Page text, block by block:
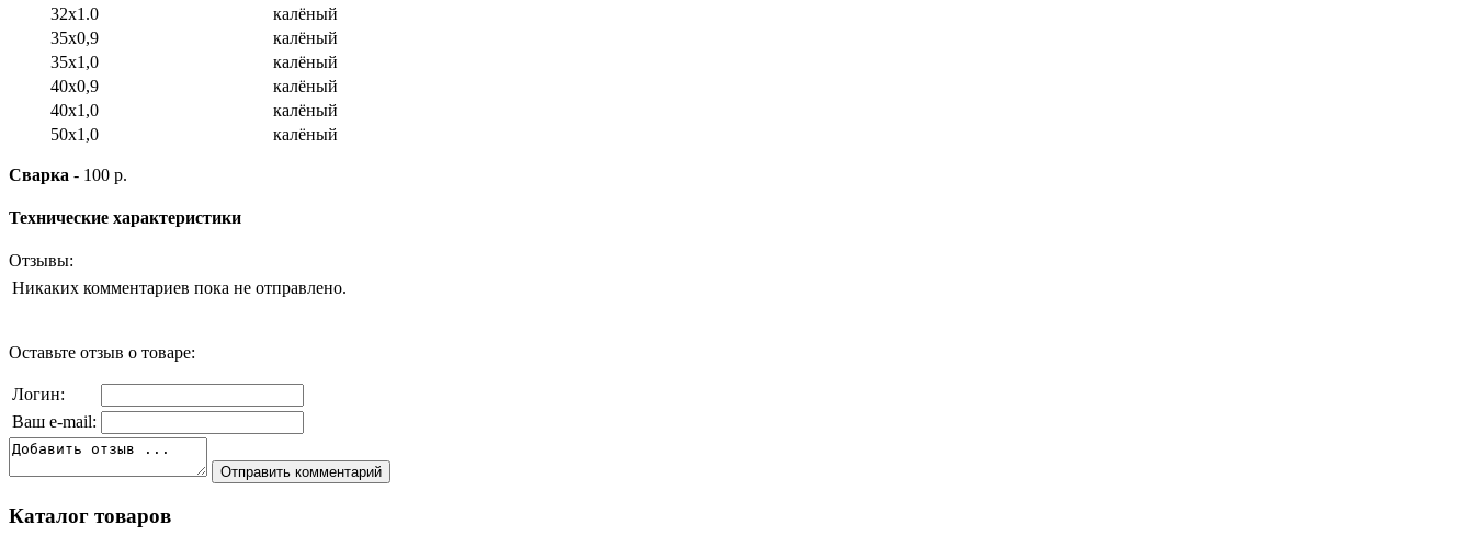
32x1.0
калёный
35x0,9
калёный
35x1,0
калёный
40x0,9
калёный
40x1,0
калёный
50x1,0
калёный
Сварка - 100 р.
Технические характеристики
Отзывы:
Никаких комментариев пока не отправлено.
Оставьте отзыв о товаре:
Логин:
Ваш e-mail:
Каталог товаров